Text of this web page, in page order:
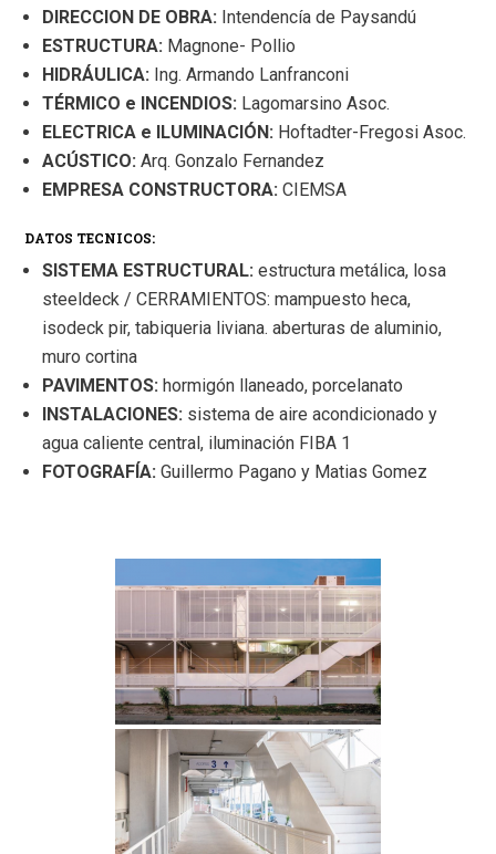
DIRECCION DE OBRA: Intendencía de Paysandú
ESTRUCTURA: Magnone- Pollio
HIDRÁULICA: Ing. Armando Lanfranconi
TÉRMICO e INCENDIOS: Lagomarsino Asoc.
ELECTRICA e ILUMINACIÓN: Hoftadter-Fregosi Asoc.
ACÚSTICO: Arq. Gonzalo Fernandez
EMPRESA CONSTRUCTORA: CIEMSA
DATOS TECNICOS:
SISTEMA ESTRUCTURAL: estructura metálica, losa
steeldeck / CERRAMIENTOS: mampuesto heca,
isodeck pir, tabiqueria liviana. aberturas de aluminio,
muro cortina
PAVIMENTOS: hormigón llaneado, porcelanato
INSTALACIONES: sistema de aire acondicionado y
agua caliente central, iluminación FIBA 1
FOTOGRAFÍA: Guillermo Pagano y Matias Gomez